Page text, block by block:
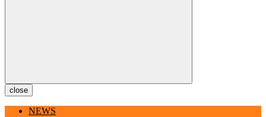
close
NEWS